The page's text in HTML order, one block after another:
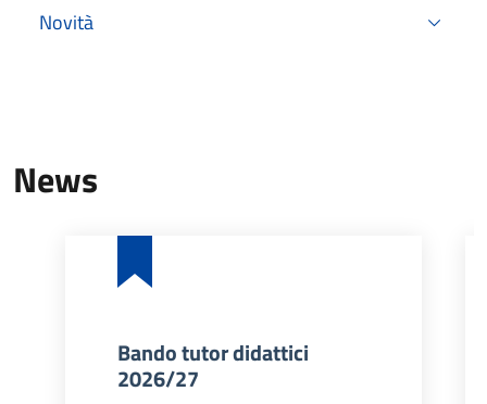
Novità
News
Bando tutor didattici
2026/27